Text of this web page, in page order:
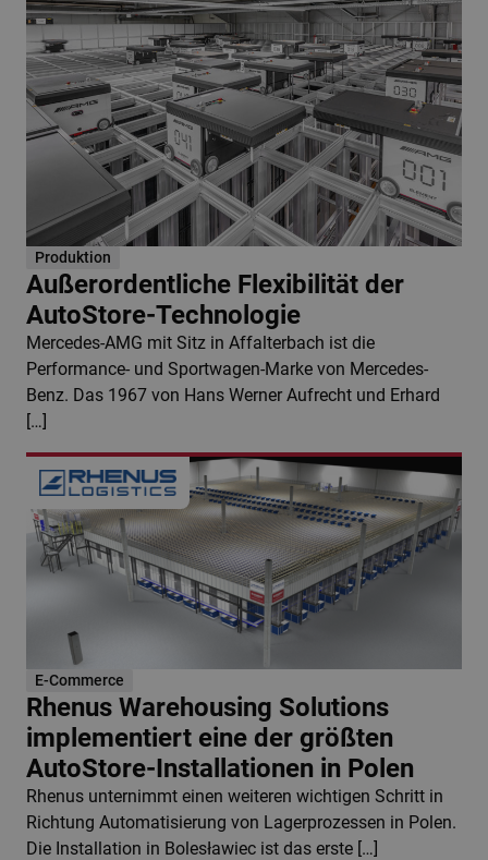
Produktion
Außerordentliche Flexibilität der
AutoStore-Technologie
Mercedes-AMG mit Sitz in Affalterbach ist die
Performance- und Sportwagen-Marke von Mercedes-
Benz. Das 1967 von Hans Werner Aufrecht und Erhard
[…]
E-Commerce
Rhenus Warehousing Solutions
implementiert eine der größten
AutoStore-Installationen in Polen
Rhenus unternimmt einen weiteren wichtigen Schritt in
Richtung Automatisierung von Lagerprozessen in Polen.
Die Installation in Bolesławiec ist das erste […]